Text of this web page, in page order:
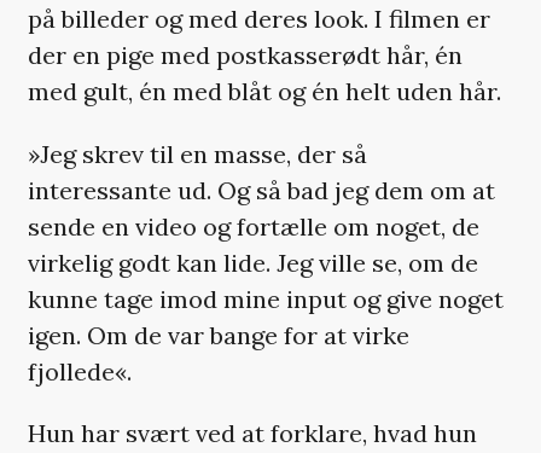
på billeder og med deres look. I filmen er
der en pige med postkasserødt hår, én
med gult, én med blåt og én helt uden hår.
»Jeg skrev til en masse, der så
interessante ud. Og så bad jeg dem om at
sende en video og fortælle om noget, de
virkelig godt kan lide. Jeg ville se, om de
kunne tage imod mine input og give noget
igen. Om de var bange for at virke
fjollede«.
Hun har svært ved at forklare, hvad hun